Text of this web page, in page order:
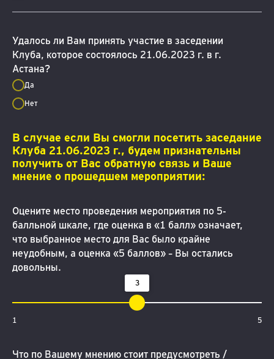
Удалось ли Вам принять участие в заседении
Клуба, которое состоялось 21.06.2023 г. в г.
Астана?
Да
Нет
В случае если Вы смогли посетить заседание
Клуба 21.06.2023 г., будем признательны
получить от Вас обратную связь и Ваше
мнение о прошедшем мероприятии:
Оцените место проведения мероприятия по 5-
балльной шкале, где оценка в «1 балл» означает,
что выбранное место для Вас было крайне
неудобным, а оценка «5 баллов» – Вы остались
довольны.
3
1 5
Что по Вашему мнению стоит предусмотреть /